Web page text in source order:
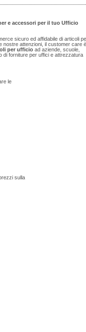
e accessori per il tuo Ufficio
sicuro ed affidabile di articoli
nostre attenzioni, il customer care è
per ufficioad aziende, scuole,
di forniture per uffici e attrezzatura
le
sulla